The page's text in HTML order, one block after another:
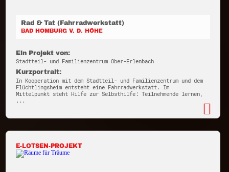
Rad & Tat (Fahrradwerkstatt)
BAD HOMBURG V. D. HÖHE
Ein Projekt von:
Stadtteil- und Familienzentrum Ober-Erlenbach
Kurzportrait:
In Kooperation mit dem Stadtteil- und Familienzentrum und dem
Flüchtlingsheim entsteht eine Fahrradwerkstatt. Im
Mittelpunkt steht Hilfe zur Selbsthilfe: Teilnehmende lernen,
...
E-LOTSEN-PROJEKT